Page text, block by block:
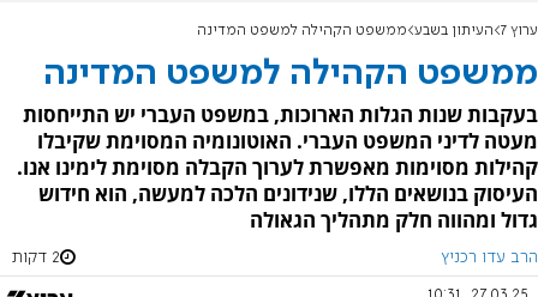
ערוץ 7 העיתון בשבע ממשפט הקהילה למשפט המדינה
ממשפט הקהילה למשפט המדינה
בעקבות שנות הגלות הארוכות, במשפט העברי יש התייחסות
מעטה לדיני המשפט העברי. האוטונומיה המסוימת שקיבלו
קהילות מסוימות מאפשרת לערוך הקבלה מסוימת לימינו אנו.
העיסוק בנושאים הללו, שנידונים הלכה למעשה, הוא חידוש
גדול ומהווה חלק מתהליך הגאולה
הרב עדו רכניץ 2 דקות